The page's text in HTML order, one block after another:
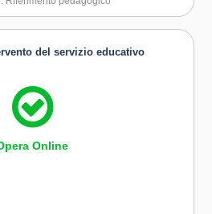
del servizio educativo
Online